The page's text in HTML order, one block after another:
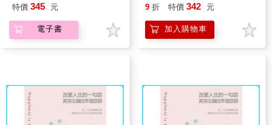
特價 345 元
電子書
9 折 特價 342 元
加入購物車